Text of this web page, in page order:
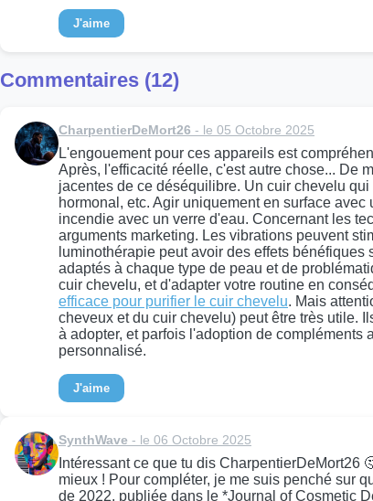
J'aime
Commentaires (12)
CharpentierDeMort26 - le 05 Octobre 2025
L'engouement pour ces appareils est
Après, l'efficacité réelle, c'est autre chose... De
jacentes de ce déséquilibre. Un cuir chevelu
hormonal, etc. Agir uniquement en surface
incendie avec un verre d'eau. Concernant les
arguments marketing. Les vibrations peuvent
luminothérapie peut avoir des effets
adaptés à chaque type de peau et de
cuir chevelu, et d'adapter votre routine en
efficace pour purifier le cuir chevelu. Mais
cheveux et du cuir chevelu) peut être très utile.
à adopter, et parfois l'adoption de
personnalisé.
J'aime
SynthWave - le 06 Octobre 2025
Intéressant ce que tu dis
mieux ! Pour compléter, je me suis penché sur
de 2022, publiée dans le *Journal of Cosmetic